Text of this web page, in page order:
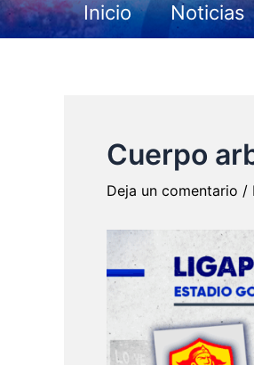
Inicio Noticias
Cuerpo
Deja un comentario /